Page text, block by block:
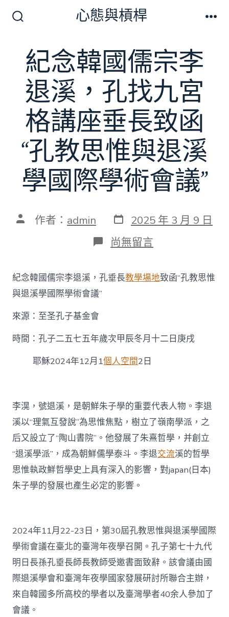
換
開
關
心態與槓桿
紀念韓國儒宗李
退溪，孔找九宮
格講座垂長致函
“孔教思惟與退溪
學國際學術會議”
文 作者： admin 發
表
日
期
2025 年 3 月 9 日
在
〈紀
韓
國
溪，
孔
找
九
座
垂
長
致
函
“孔
教
思
惟
學
國
際
學
術
會
議”〉
中
尚無留言
紀念韓國儒宗李退溪，孔垂長教學場地致函“孔教思惟
與退溪學國際學術會議”
來源：至圣孔子基金會
時間：孔子二五七五年歲次甲辰冬月十二日庚戌
耶穌2024年12月1個人空間2日
李滉，號退溪，是朝鮮朱子學的重要代表人物。李退
溪以“理氣互發說”為思惟焦點，樹立了嶺南學派，之
后又設立了“陶山書院”。他發展了朱熹哲學，并創立
“退溪學派”，成為朝鮮儒學泰斗。李退交流溪的哲學
思惟執政鮮哲學史上具有深入的影響，對japan(日本)
朱子學的發展也產生必定的影響。
2024年11月22-23日，第30屆孔教思惟與退溪學國際
學術會議在臺北的臺灣年夜學召開。孔子第七十九代
明日長孫孔垂長師長教師受邀書面致辭。該會議由國
際退溪學會和臺灣年夜學國家發展研討所聯合主辦，
來自韓國多所高校的學者以及臺灣學者40余人參加了
會議。